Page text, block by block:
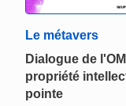
Le métavers
Dialogue de
propriété
pointe